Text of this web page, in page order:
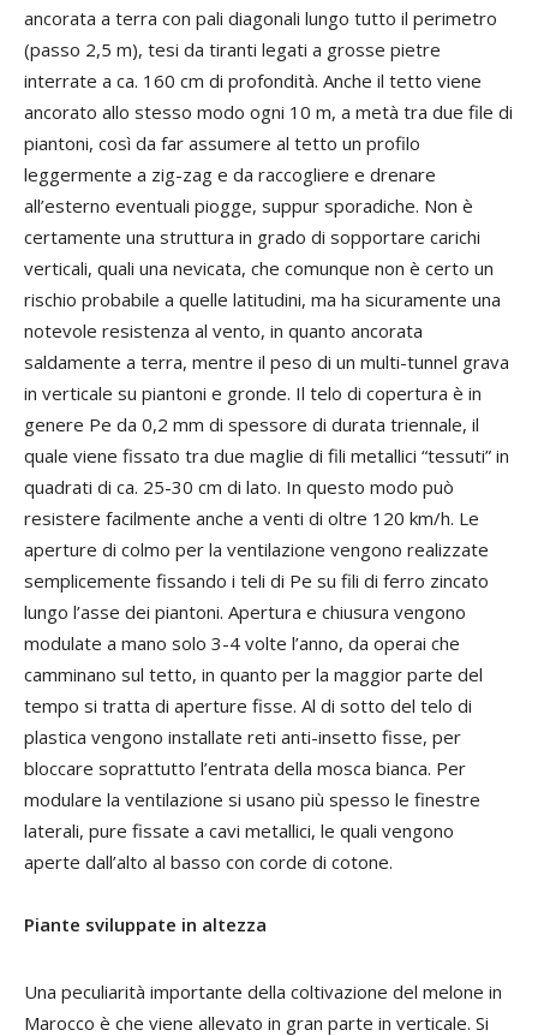
ancorata a terra con pali diagonali lungo tutto il perimetro
(passo 2,5 m), tesi da tiranti legati a grosse pietre
interrate a ca. 160 cm di profondità. Anche il tetto viene
ancorato allo stesso modo ogni 10 m, a metà tra due file di
piantoni, così da far assumere al tetto un profilo
leggermente a zig-zag e da raccogliere e drenare
all’esterno eventuali piogge, suppur sporadiche. Non è
certamente una struttura in grado di sopportare carichi
verticali, quali una nevicata, che comunque non è certo un
rischio probabile a quelle latitudini, ma ha sicuramente una
notevole resistenza al vento, in quanto ancorata
saldamente a terra, mentre il peso di un multi-tunnel grava
in verticale su piantoni e gronde. Il telo di copertura è in
genere Pe da 0,2 mm di spessore di durata triennale, il
quale viene fissato tra due maglie di fili metallici “tessuti” in
quadrati di ca. 25-30 cm di lato. In questo modo può
resistere facilmente anche a venti di oltre 120 km/h. Le
aperture di colmo per la ventilazione vengono realizzate
semplicemente fissando i teli di Pe su fili di ferro zincato
lungo l’asse dei piantoni. Apertura e chiusura vengono
modulate a mano solo 3-4 volte l’anno, da operai che
camminano sul tetto, in quanto per la maggior parte del
tempo si tratta di aperture fisse. Al di sotto del telo di
plastica vengono installate reti anti-insetto fisse, per
bloccare soprattutto l’entrata della mosca bianca. Per
modulare la ventilazione si usano più spesso le finestre
laterali, pure fissate a cavi metallici, le quali vengono
aperte dall’alto al basso con corde di cotone.
Piante sviluppate in altezza
Una peculiarità importante della coltivazione del melone in
Marocco è che viene allevato in gran parte in verticale. Si